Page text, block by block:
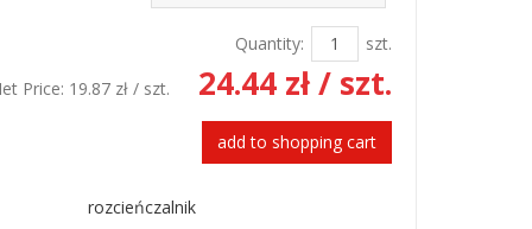
Quantity:
szt.
Price: 19.87 zł/ szt. 24.44 zł/ szt.
add to shopping cart
rozcieńczalnik